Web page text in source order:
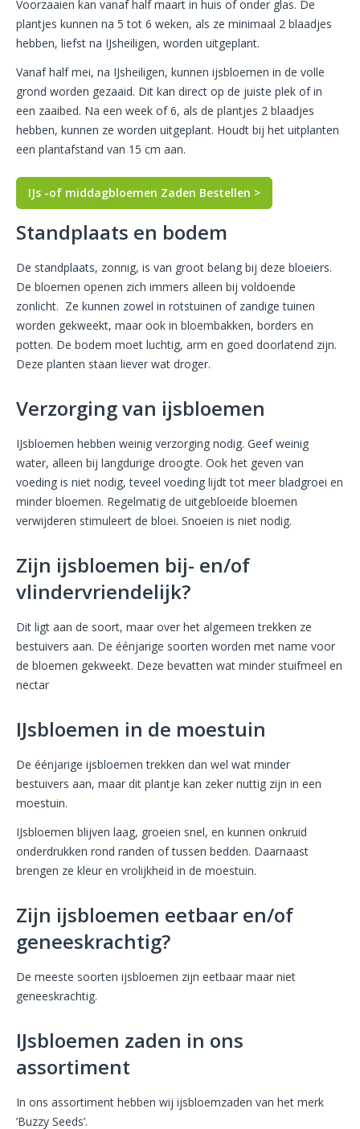
Voorzaaien kan vanaf half maart in huis of onder glas. De
plantjes kunnen na 5 tot 6 weken, als ze minimaal 2 blaadjes
hebben, liefst na IJsheiligen, worden uitgeplant.
Vanaf half mei, na IJsheiligen, kunnen ijsbloemen in de volle
grond worden gezaaid. Dit kan direct op de juiste plek of in
een zaaibed. Na een week of 6, als de plantjes 2 blaadjes
hebben, kunnen ze worden uitgeplant. Houdt bij het uitplanten
een plantafstand van 15 cm aan.
IJs -of middagbloemen Zaden Bestellen >
Standplaats en bodem
De standplaats, zonnig, is van groot belang bij deze bloeiers.
De bloemen openen zich immers alleen bij voldoende
zonlicht. Ze kunnen zowel in rotstuinen of zandige tuinen
worden gekweekt, maar ook in bloembakken, borders en
potten. De bodem moet luchtig, arm en goed doorlatend zijn.
Deze planten staan liever wat droger.
Verzorging van ijsbloemen
IJsbloemen hebben weinig verzorging nodig. Geef weinig
water, alleen bij langdurige droogte. Ook het geven van
voeding is niet nodig, teveel voeding lijdt tot meer bladgroei en
minder bloemen. Regelmatig de uitgebloeide bloemen
verwijderen stimuleert de bloei. Snoeien is niet nodig.
Zijn ijsbloemen bij- en/of
vlindervriendelijk?
Dit ligt aan de soort, maar over het algemeen trekken ze
bestuivers aan. De éénjarige soorten worden met name voor
de bloemen gekweekt. Deze bevatten wat minder stuifmeel en
nectar
IJsbloemen in de moestuin
De éénjarige ijsbloemen trekken dan wel wat minder
bestuivers aan, maar dit plantje kan zeker nuttig zijn in een
moestuin.
IJsbloemen blijven laag, groeien snel, en kunnen onkruid
onderdrukken rond randen of tussen bedden. Daarnaast
brengen ze kleur en vrolijkheid in de moestuin.
Zijn ijsbloemen eetbaar en/of
geneeskrachtig?
De meeste soorten ijsbloemen zijn eetbaar maar niet
geneeskrachtig.
IJsbloemen zaden in ons
assortiment
In ons assortiment hebben wij ijsbloemzaden van het merk
’Buzzy Seeds’.